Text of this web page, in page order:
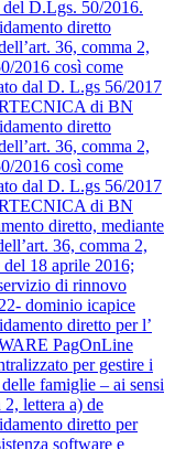
del D.Lgs. 50/2016.
diretto
36, comma 2,
2016 così come
dal D. L.gs 56/2017
di BN
diretto
36, comma 2,
2016 così come
dal D. L.gs 56/2017
di BN
diretto, mediante
36, comma 2,
18 aprile 2016;
di rinnovo
dominio icapice
diretto per l’
PagOnLine
per gestire i
famiglie – ai sensi
lettera a) de
diretto per
software e